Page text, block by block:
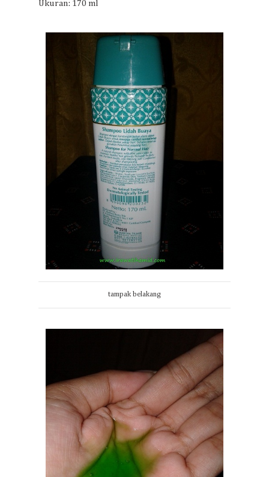
Ukuran: 170 ml
tampak belakang